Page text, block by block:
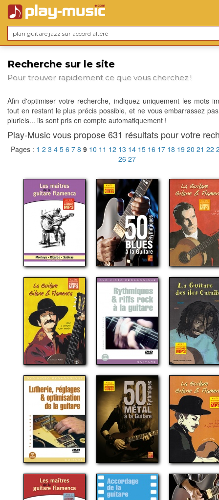
Recherche sur le site
Pour trouver rapidement ce que vous cherchez !
Afin d'optimiser votre recherche, indiquez uniquement les mots
tout en restant le plus précis possible, et ne vous embarrassez
pluriels... ils sont pris en compte automatiquement !
Play-Music vous propose 631 résultats pour votre
Pages : 1 2 3 4 5 6 7 8 9 10 11 12 13 14 15 16 17 18 19 20 21 22
26 27